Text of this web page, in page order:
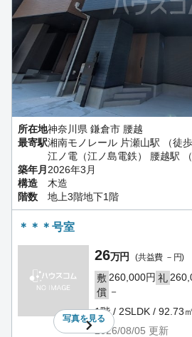
所在地神奈川県 鎌倉市 腰越
最寄駅湘南モノレール 片瀬山駅 （徒歩
江ノ電（江ノ島電鉄） 腰越駅 （
築年月 2026年3月
構造
木造
階数
地上3階地下1階
＊＊＊号室
写真を見る
26万円 (共益費 －円)
敷 260,000円 礼
償 －
1階 / 2SLDK / 92.73㎡
2026/08/05 更新